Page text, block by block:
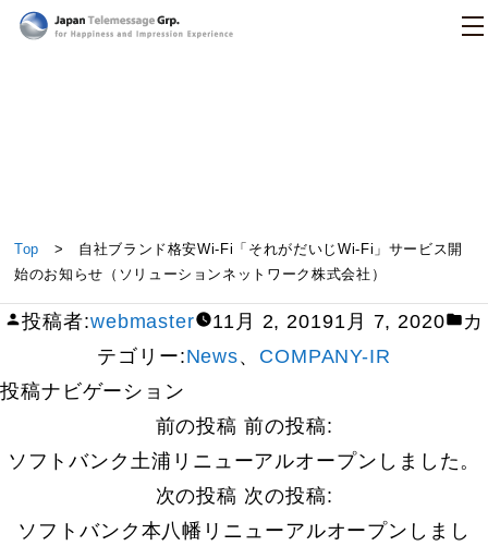
自社ブランド格安Wi-Fi「それがだいじWi-Fi」サー
ビス開始のお知らせ（ソリューションネットワーク
株式会社）
Top > 自社ブランド格安Wi-Fi「それがだいじWi-Fi」サービス開
始のお知らせ（ソリューションネットワーク株式会社）
投稿者:webmaster 11月 2, 20191月 7, 2020
カ
テゴリー:News、 COMPANY-IR
投稿ナビゲーション
前の投稿 前の投稿:
ソフトバンク土浦リニューアルオープンしました。
次の投稿 次の投稿:
ソフトバンク本八幡リニューアルオープンしまし